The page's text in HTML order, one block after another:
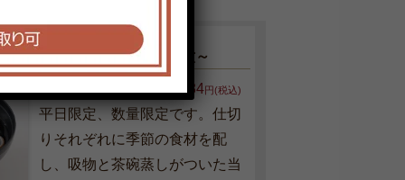
四季亭弁当～助六～
2,484円(税込)
平日限定、数量限定です。仕切
りそれぞれに季節の食材を配
し、吸物と茶碗蒸しがついた当